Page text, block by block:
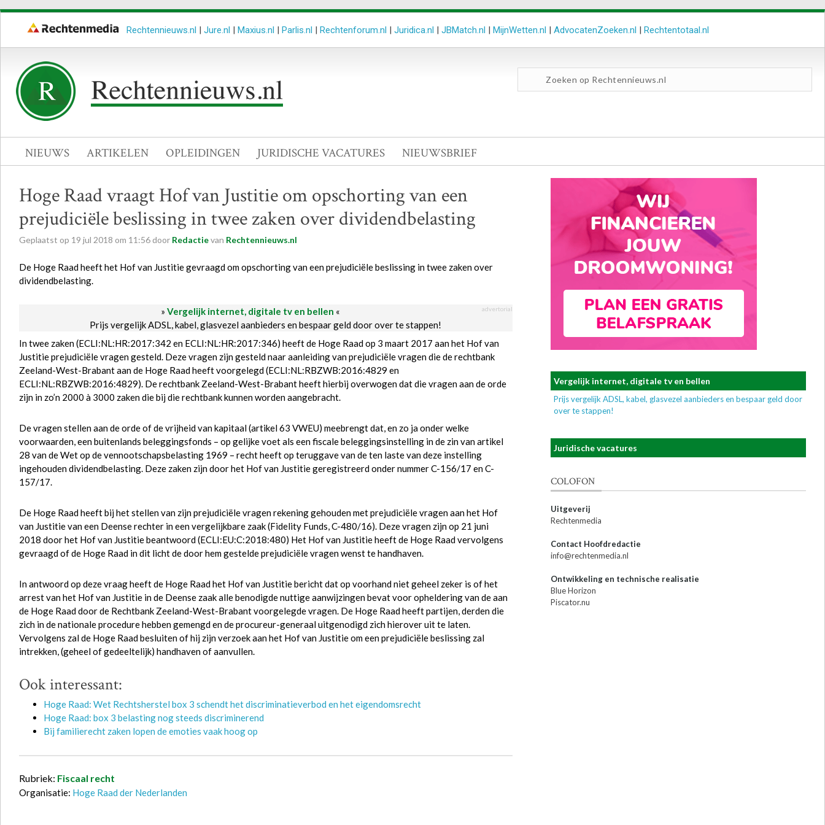
Rechtennieuws.nl | Jure.nl | Maxius.nl | Parlis.nl | Rechtenforum.nl | Juridica.nl | JBMatch.nl | MijnWetten.nl | AdvocatenZoeken.nl | Rechtentotaal.nl
NIEUWS ARTIKELEN OPLEIDINGEN JURIDISCHE VACATURES NIEUWSBRIEF
Hoge Raad vraagt Hof van Justitie om opschorting van een
prejudiciële beslissing in twee zaken over dividendbelasting
Geplaatst op 19 jul 2018 om 11:56 door Redactievan Rechtennieuws.nl
De Hoge Raad heeft het Hof van Justitie gevraagd om opschorting van een prejudiciële beslissing in twee zaken over
dividendbelasting.
» Vergelijk internet, digitale tv en bellen « advertorial
Prijs vergelijk ADSL, kabel, glasvezel aanbieders en bespaar geld door over te stappen!
In twee zaken (ECLI:NL:HR:2017:342 en ECLI:NL:HR:2017:346) heeft de Hoge Raad op 3 maart 2017 aan het Hof van
Justitie prejudiciële vragen gesteld. Deze vragen zijn gesteld naar aanleiding van prejudiciële vragen die de rechtbank
Zeeland-West-Brabant aan de Hoge Raad heeft voorgelegd (ECLI:NL:RBZWB:2016:4829 en
ECLI:NL:RBZWB:2016:4829). De rechtbank Zeeland-West-Brabant heeft hierbij overwogen dat die vragen aan de orde
zijn in zo’n 2000 à 3000 zaken die bij die rechtbank kunnen worden aangebracht.
De vragen stellen aan de orde of de vrijheid van kapitaal (artikel 63 VWEU) meebrengt dat, en zo ja onder welke
voorwaarden, een buitenlands beleggingsfonds – op gelijke voet als een fiscale beleggingsinstelling in de zin van artikel
28 van de Wet op de vennootschapsbelasting 1969 – recht heeft op teruggave van de ten laste van deze instelling
ingehouden dividendbelasting. Deze zaken zijn door het Hof van Justitie geregistreerd onder nummer C-156/17 en C-
157/17.
De Hoge Raad heeft bij het stellen van zijn prejudiciële vragen rekening gehouden met prejudiciële vragen aan het Hof
van Justitie van een Deense rechter in een vergelijkbare zaak (Fidelity Funds, C-480/16). Deze vragen zijn op 21 juni
2018 door het Hof van Justitie beantwoord (ECLI:EU:C:2018:480) Het Hof van Justitie heeft de Hoge Raad vervolgens
gevraagd of de Hoge Raad in dit licht de door hem gestelde prejudiciële vragen wenst te handhaven.
In antwoord op deze vraag heeft de Hoge Raad het Hof van Justitie bericht dat op voorhand niet geheel zeker is of het
arrest van het Hof van Justitie in de Deense zaak alle benodigde nuttige aanwijzingen bevat voor opheldering van de aan
de Hoge Raad door de Rechtbank Zeeland-West-Brabant voorgelegde vragen. De Hoge Raad heeft partijen, derden die
zich in de nationale procedure hebben gemengd en de procureur-generaal uitgenodigd zich hierover uit te laten.
Vervolgens zal de Hoge Raad besluiten of hij zijn verzoek aan het Hof van Justitie om een prejudiciële beslissing zal
intrekken, (geheel of gedeeltelijk) handhaven of aanvullen.
Ook interessant:
Hoge Raad: Wet Rechtsherstel box 3 schendt het discriminatieverbod en het eigendomsrecht
Hoge Raad: box 3 belasting nog steeds discriminerend
Bij familierecht zaken lopen de emoties vaak hoog op
Rubriek: Fiscaal recht
Organisatie: Hoge Raad der Nederlanden
Vergelijk internet, digitale tv en bellen
Prijs vergelijk ADSL, kabel, glasvezel aanbieders en bespaar geld door
over te stappen!
Juridische vacatures
COLOFON
Uitgeverij
Rechtenmedia
Contact Hoofdredactie
info@rechtenmedia.nl
Ontwikkeling en technische realisatie
Blue Horizon
Piscator.nu